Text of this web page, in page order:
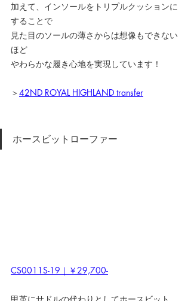
加えて、インソールをトリプルクッションに
することで
見た目のソールの薄さからは想像もできない
ほど
やわらかな履き心地を実現しています！
＞42ND ROYAL HIGHLAND transfer
ホースビットローファー
CS0011S-19｜￥29,700-